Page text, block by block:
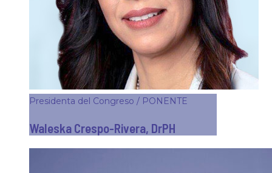
Presidenta del Congreso / PONENTE
Waleska Crespo-Rivera, DrPH